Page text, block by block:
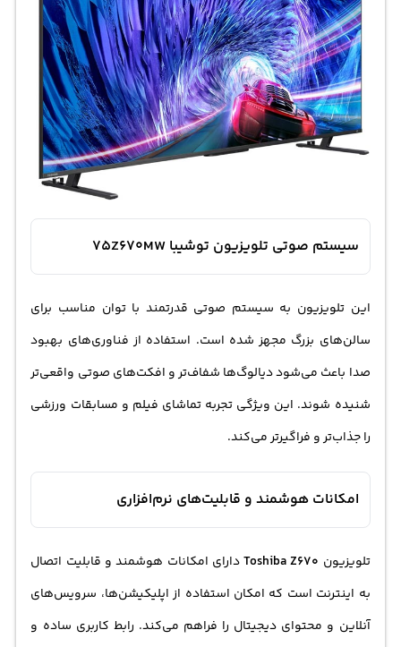
سیستم صوتی تلویزیون توشیبا 75Z670MW
این تلویزیون به سیستم صوتی قدرتمند با توان مناسب برای
سالن‌های بزرگ مجهز شده است. استفاده از فناوری‌های بهبود
صدا باعث می‌شود دیالوگ‌ها شفاف‌تر و افکت‌های صوتی واقعی‌تر
شنیده شوند. این ویژگی تجربه تماشای فیلم و مسابقات ورزشی
را جذاب‌تر و فراگیرتر می‌کند.
امکانات هوشمند و قابلیت‌های نرم‌افزاری
تلویزیون Toshiba Z670دارای امکانات هوشمند و قابلیت اتصال
به اینترنت است که امکان استفاده از اپلیکیشن‌ها، سرویس‌های
آنلاین و محتوای دیجیتال را فراهم می‌کند. رابط کاربری ساده و